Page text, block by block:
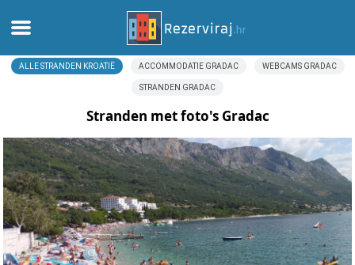
Thuis
Appartementen
Toeristeninformatie
Stranden
webcams
ALLE STRANDEN KROATIË ACCOMMODATIE GRADAC WEBCAMS GRADAC
STRANDEN GRADAC
Stranden met foto's Gradac